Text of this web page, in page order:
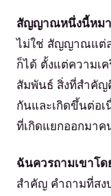
สัญญาณหนึ่งนี้หมา
ไม่ใช่ สัญญาณแต่ล
ก็ได้ ตั้งแต่ความเ
สัมพันธ์ สิ่งที่สำคั
กันและเกิดขึ้นต่อเ
ที่เกิดแยกออกมาค
ฉันควรถามเขาโด
สำคัญ คำถามที่สง